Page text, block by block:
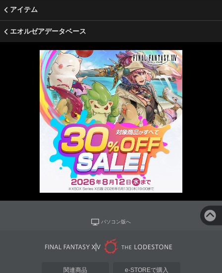
アイテム
エオルゼアデータベース
パソコン版へ
関連商品 e-STOREで購入